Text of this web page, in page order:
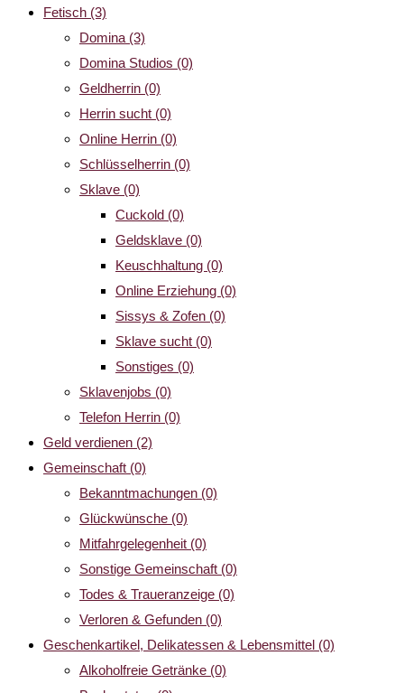
Fetisch (3)
Domina (3)
Domina Studios (0)
Geldherrin (0)
Herrin sucht (0)
Online Herrin (0)
Schlüsselherrin (0)
Sklave (0)
Cuckold (0)
Geldsklave (0)
Keuschhaltung (0)
Online Erziehung (0)
Sissys & Zofen (0)
Sklave sucht (0)
Sonstiges (0)
Sklavenjobs (0)
Telefon Herrin (0)
Geld verdienen (2)
Gemeinschaft (0)
Bekanntmachungen (0)
Glückwünsche (0)
Mitfahrgelegenheit (0)
Sonstige Gemeinschaft (0)
Todes & Traueranzeige (0)
Verloren & Gefunden (0)
Geschenkartikel, Delikatessen & Lebensmittel (0)
Alkoholfreie Getränke (0)